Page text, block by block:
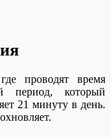
проводят время
период, который
21 минуту в день.